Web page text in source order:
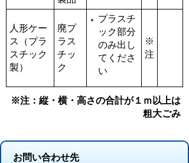
人形ケー
ス（プラ
スチック
製）
廃プ
ラス
チッ
ク
プラスチ
ック部分
のみ出し
てくださ
い
※
注
※注：縦・横・高さの合計が１ｍ以上は
粗大ごみ
お問い合わせ先